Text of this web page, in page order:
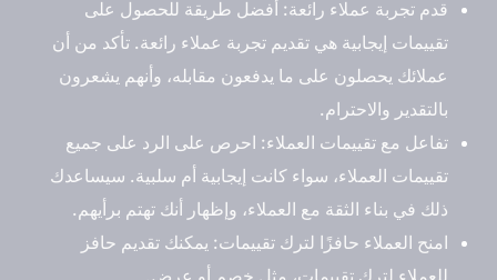
قدم تجربة عملاء رائعة: أفضل طريقة للحصول على
تقييمات إيجابية هي تقديم تجربة عملاء رائعة. تأكد من أن
عملائك يحصلون على ما يدفعون مقابله، وأنهم يشعرون
بالتقدير والاحترام.
تفاعل مع تقييمات العملاء: احرص على الرد على جميع
تقييمات العملاء، سواء كانت إيجابية أم سلبية. سيساعدك
ذلك في بناء الثقة مع العملاء، وإظهار أنك تهتم برأيهم.
امنح العملاء حافزًا لترك تقييمات: يمكنك تقديم حافز
للعملاء لترك تقييمات، مثل خصم أو عرض.